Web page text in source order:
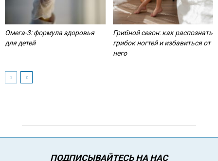
Омега-3: формула здоровья
для детей
Грибной сезон: как распознать
грибок ногтей и избавиться от
него
ПОДПИСЫВАЙТЕСЬ НА НАС